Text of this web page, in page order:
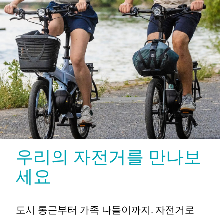
우리의 자전거를 만나보
세요
도시 통근부터 가족 나들이까지. 자전거로